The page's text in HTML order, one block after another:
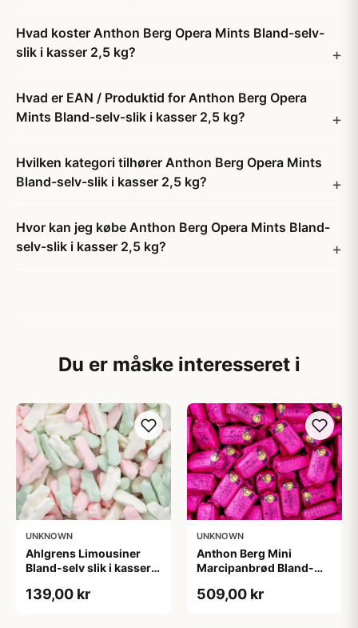
Hvad koster Anthon Berg Opera Mints Bland-selv-
slik i kasser 2,5 kg?
Hvad er EAN / Produktid for Anthon Berg Opera
Mints Bland-selv-slik i kasser 2,5 kg?
Hvilken kategori tilhører Anthon Berg Opera Mints
Bland-selv-slik i kasser 2,5 kg?
Hvor kan jeg købe Anthon Berg Opera Mints Bland-
selv-slik i kasser 2,5 kg?
Du er måske interesseret i
UNKNOWN
Ahlgrens Limousiner
Bland-selv slik i kasser 1
139,00 kr
UNKNOWN
Anthon Berg Mini
Marcipanbrød Bland-
509,00 kr